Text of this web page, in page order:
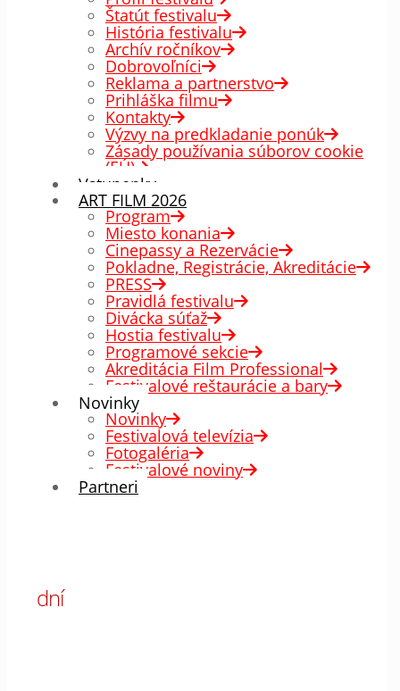
Štatút festivalu
História festivalu
Archív ročníkov
Dobrovoľníci
Reklama a partnerstvo
Prihláška filmu
Kontakty
Výzvy na predkladanie ponúk
Zásady používania súborov cookie
(EÚ)
Vstupenky
ART FILM 2026
Program
Miesto konania
Cinepassy a Rezervácie
Pokladne, Registrácie, Akreditácie
PRESS
Pravidlá festivalu
Divácka súťaž
Hostia festivalu
Programové sekcie
Akreditácia Film Professional
Festivalové reštaurácie a bary
Novinky
Novinky
Festivalová televízia
Fotogaléria
Festivalové noviny
Partneri
dní